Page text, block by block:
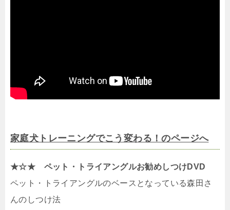
家庭犬トレーニングでこう変わる！のページへ
★☆★ ペット・トライアングルお勧めしつけDVD
ペット・トライアングルのベースとなっている森田さ
んのしつけ法